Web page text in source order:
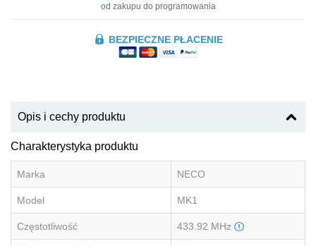
od zakupu do programowania
BEZPIECZNE PŁACENIE
Opis i cechy produktu
Charakterystyka produktu
Marka NECO
Model MK1
Częstotliwość 433.92 MHz